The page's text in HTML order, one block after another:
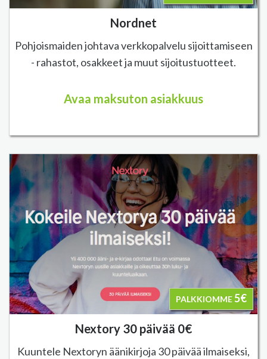
Nordnet
Pohjoismaiden johtava verkkopalvelu sijoittamiseen
- rahastot, osakkeet ja muut sijoitustuotteet.
Avaa maksuton asiakkuus
PALKKIOMME5€
Nextory 30 päivää 0€
Kuuntele Nextoryn äänikirjoja 30 päivää ilmaiseksi,